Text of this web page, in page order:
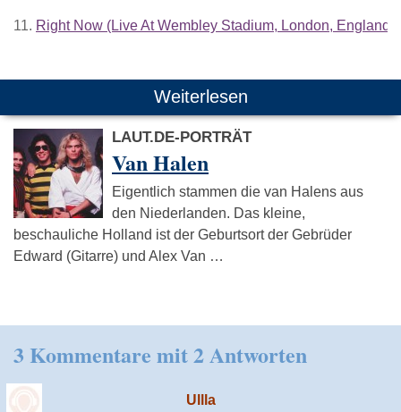
11. Right Now (Live At Wembley Stadium, London, England,
Weiterlesen
LAUT.DE-PORTRÄT
Van Halen
Eigentlich stammen die van Halens aus
den Niederlanden. Das kleine,
beschauliche Holland ist der Geburtsort der Gebrüder
Edward (Gitarre) und Alex Van …
3 Kommentare mit 2 Antworten
Ullla